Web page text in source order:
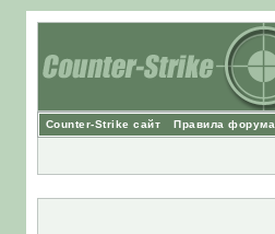
Counter-Strike сайт Правила форума